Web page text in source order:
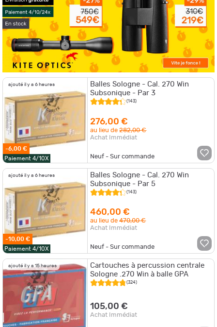
ajouté il y a 6 heures
-6,00 €
Paiement 4/10X
Balles Sologne - Cal. 270 Win
Subsonique - Par 3
(143)
276,00 €
au lieu de282,00 €
Achat Immédiat
Neuf - Sur commande
ajouté il y a 6 heures
-10,00 €
Paiement 4/10X
Balles Sologne - Cal. 270 Win
Subsonique - Par 5
(143)
460,00 €
au lieu de470,00 €
Achat Immédiat
Neuf - Sur commande
ajouté il y a 15 heures
Cartouches à percussion centrale
Sologne .270 Win à balle GPA
(324)
105,00 €
Achat Immédiat